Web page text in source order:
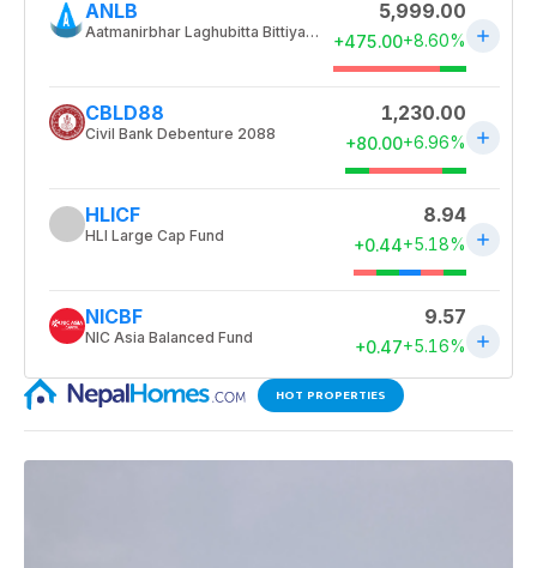
HOT PROPERTIES